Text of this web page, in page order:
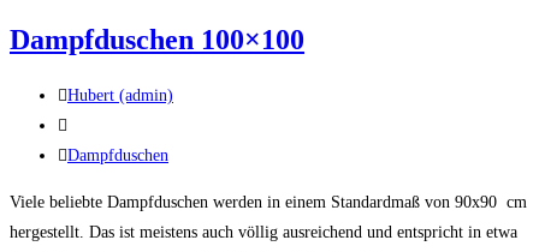
Dampfduschen 100×100
Beitrags-
Autor:
Hubert (admin)
Beitrag
veröffentlicht:
Beitrags-
Dampfduschen
Viele beliebte Dampfduschen werden in einem Standardmaß von 90x90 cm
hergestellt. Das ist meistens auch völlig ausreichend und entspricht in etwa